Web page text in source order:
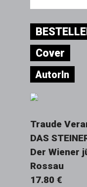
Cover
AutorIn
Traude
DAS
Der Wiener
Rossau
17.80 €